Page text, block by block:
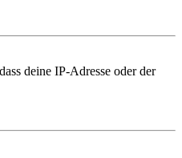
deine IP-Adresse oder der